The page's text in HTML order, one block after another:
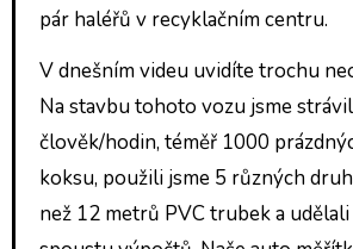
pár haléřů v recyklačním centru.
V dnešním videu uvidíte trochu
Na stavbu tohoto vozu jsme
člověk/hodin, téměř 1000
koksu, použili jsme 5 různých
než 12 metrů PVC trubek a